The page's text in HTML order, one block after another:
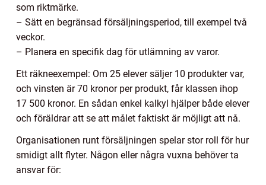
som riktmärke.
– Sätt en begränsad försäljningsperiod, till exempel två
veckor.
– Planera en specifik dag för utlämning av varor.
Ett räkneexempel: Om 25 elever säljer 10 produkter var,
och vinsten är 70 kronor per produkt, får klassen ihop
17 500 kronor. En sådan enkel kalkyl hjälper både elever
och föräldrar att se att målet faktiskt är möjligt att nå.
Organisationen runt försäljningen spelar stor roll för hur
smidigt allt flyter. Någon eller några vuxna behöver ta
ansvar för: